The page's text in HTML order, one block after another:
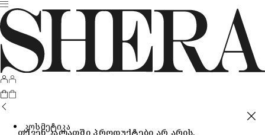
თქვენ კალათში პროდუქტები არ არის.
კოსმეტიკა